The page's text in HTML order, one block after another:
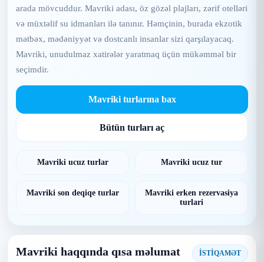
arada mövcuddur. Mavriki adası, öz gözəl plajları, zərif otelləri
və müxtəlif su idmanları ilə tanınır. Həmçinin, burada ekzotik
mətbəx, mədəniyyət və dostcanlı insanlar sizi qarşılayacaq.
Mavriki, unudulmaz xatirələr yaratmaq üçün mükəmməl bir
seçimdir.
Mavriki turlarına bax
Bütün turları aç
Mavriki ucuz turlar Mavriki ucuz tur
Mavriki son deqiqe turlar
Mavriki erken rezervasiya
turlari
Mavriki haqqında qısa məlumat İSTİQAMƏT